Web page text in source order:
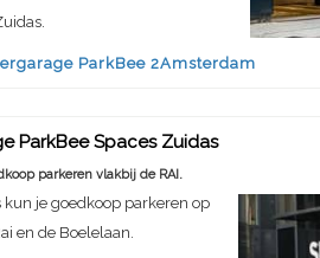
ParkBee 2Amsterdam
ParkBee Spaces Zuidas
parkeren vlakbij de RAI.
je goedkoop parkeren op
en de Boelelaan.